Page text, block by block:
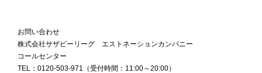
お問い合わせ
株式会社サザビーリーグ エストネーションカンパニー
コールセンター
TEL：0120-503-971（受付時間：11:00～20:00）